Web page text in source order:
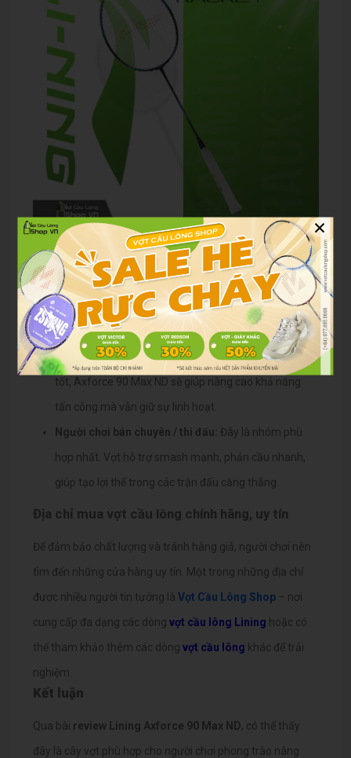
Gợi ý lựa chọn phù hợp theo từng đối tượng
Người mới tập chơi:Axforce 90 Max ND không phù
hợp vì thân vợt cứng, khó kiểm soát. Người mới nên
chọn dòng dễ điều khiển hơn.
Người chơi phong trào:Nếu đã có nền tảng kỹ thuật
tốt, Axforce 90 Max ND sẽ giúp nâng cao khả năng
tấn công mà vẫn giữ sự linh hoạt.
Người chơi bán chuyên / thi đấu: Đây là nhóm phù
hợp nhất. Vợt hỗ trợ smash mạnh, phản cầu nhanh,
giúp tạo lợi thế trong các trận đấu căng thẳng.
Địa chỉ mua vợt cầu lông chính hãng, uy tín
Để đảm bảo chất lượng và tránh hàng giả, người chơi nên
tìm đến những cửa hàng uy tín. Một trong những địa chỉ
được nhiều người tin tưởng là Vợt Cầu Lông Shop– nơi
cung cấp đa dạng các dòng vợt cầu lông Lining hoặc có
thể tham khảo thêm các dòng vợt cầu lông khác để trải
nghiệm.
Kết luận
Qua bài review Lining Axforce 90 Max ND, có thể thấy
đây là cây vợt phù hợp cho người chơi phong trào nâng
×